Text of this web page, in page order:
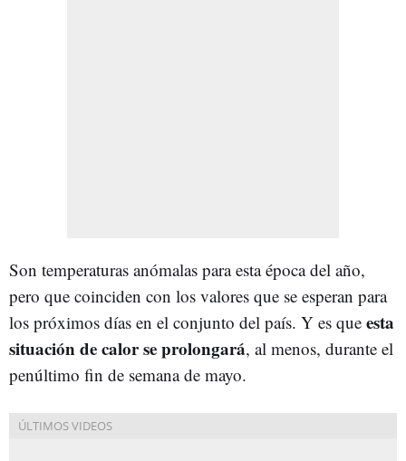
Son temperaturas anómalas para esta época del año,
pero que coinciden con los valores que se esperan para
los próximos días en el conjunto del país. Y es que esta
situación de calor se prolongará, al menos, durante el
penúltimo fin de semana de mayo.